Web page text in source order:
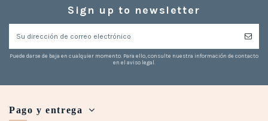
Sign up to newsletter
Puede darse de baja en cualquier momento. Para ello, consulte nuestra información de contacto
en el aviso legal.
Pago y entrega